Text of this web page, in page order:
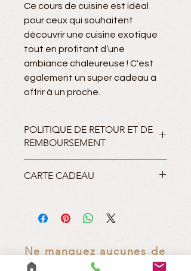
Ce cours de cuisine est idéal
pour ceux qui souhaitent
découvrir une cuisine exotique
tout en profitant d’une
ambiance chaleureuse ! C'est
également un super cadeau à
offrir à un proche.
POLITIQUE DE RETOUR ET DE
REMBOURSEMENT
cuisine ne sont pas sujets à
sur une autre date.
CARTE CADEAU
proches, veuillez nous faire part de
électronique) ou de celles du
destinataire. Nous serions honorés
Ne manquez aucunes de
nos actualités, suivez-nous